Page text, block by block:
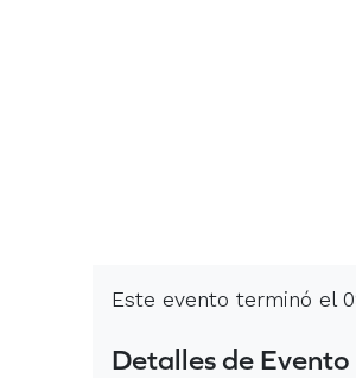
Este evento terminó el
Detalles de Evento